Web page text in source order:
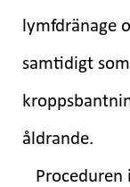
lymfdränage
samtidigt
åldrande.
Proceduren